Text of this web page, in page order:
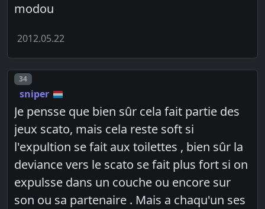
modou
2012.05.22
Post number
34
sniper
Je pensse que bien sûr cela fait partie des
jeux scato, mais cela reste soft si
l'expultion se fait aux toilettes , bien sûr la
deviance vers le scato se fait plus fort si on
expulsse dans un couche ou encore sur
son ou sa partenaire . Mais a chaqu'un ses